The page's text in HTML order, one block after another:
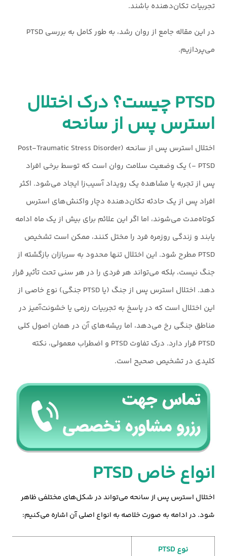
تجربیات تکان‌دهنده باشند.
در این مقاله جامع از روان رشد، به طور کامل به بررسی PTSD
می‌پردازیم.
PTSD چیست؟ درک اختلال
استرس پس از سانحه
اختلال استرس پس از سانحه (Post-Traumatic Stress Disorder
- PTSD) یک وضعیت سلامت روان است که توسط برخی افراد
پس از تجربه یا مشاهده یک رویداد آسیب‌زا ایجاد می‌شود. اکثر
افراد پس از یک حادثه تکان‌دهنده دچار واکنش‌های استرس
کوتاه‌مدت می‌شوند، اما اگر این علائم برای بیش از یک ماه ادامه
یابند و زندگی روزمره فرد را مختل کنند، ممکن است تشخیص
PTSD مطرح شود. این اختلال تنها محدود به سربازان بازگشته از
جنگ نیست، بلکه می‌تواند هر فردی را در هر سنی تحت تأثیر قرار
دهد. اختلال استرس پس از جنگ (یا PTSD جنگی) نوع خاصی از
این اختلال است که در پاسخ به تجربیات رزمی یا خشونت‌آمیز در
مناطق جنگی رخ می‌دهد، اما ریشه‌های آن در همان اصول کلی
PTSD قرار دارد. درک تفاوت PTSD و اضطراب معمولی، نکته
کلیدی در تشخیص صحیح است.
انواع خاص PTSD
اختلال استرس پس از سانحه می‌تواند در شکل‌های مختلفی ظاهر
شود. در ادامه به صورت خلاصه به انواع اصلی آن اشاره می‌کنیم:
نوع PTSD